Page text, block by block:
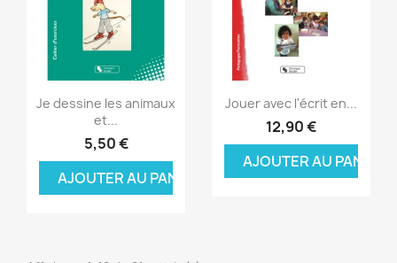
Aperçu rapide
Je dessine les animaux
et...
5,50 €
AJOUTER AU PANIER
Aperçu rapide
Jouer avec l'écrit en...
12,90 €
AJOUTER AU PANIER